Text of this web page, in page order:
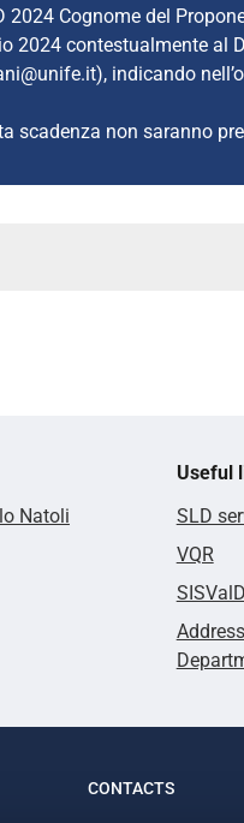
2024 Cognome del
2024 contestualmente al
indicando
scadenza non saranno
Natoli
Useful
SLD
VQR
CONTACTS